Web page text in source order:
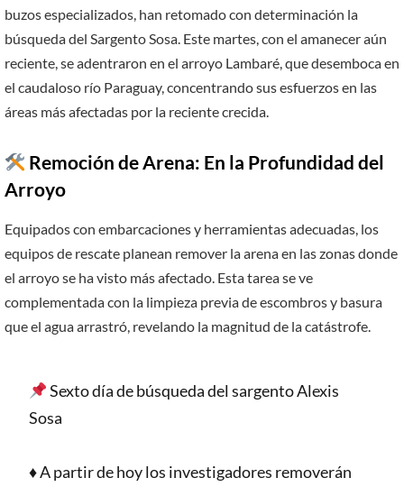
buzos especializados, han retomado con determinación la
búsqueda del Sargento Sosa. Este martes, con el amanecer aún
reciente, se adentraron en el arroyo Lambaré, que desemboca en
el caudaloso río Paraguay, concentrando sus esfuerzos en las
áreas más afectadas por la reciente crecida.
Remoción de Arena: En la Profundidad del
Arroyo
Equipados con embarcaciones y herramientas adecuadas, los
equipos de rescate planean remover la arena en las zonas donde
el arroyo se ha visto más afectado. Esta tarea se ve
complementada con la limpieza previa de escombros y basura
que el agua arrastró, revelando la magnitud de la catástrofe.
Sexto día de búsqueda del sargento Alexis
Sosa
♦️ A partir de hoy los investigadores removerán